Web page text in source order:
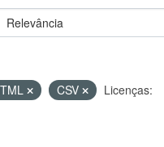
CSV
Licenças: